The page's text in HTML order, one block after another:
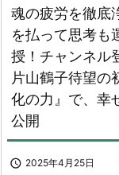
魂の疲労を徹底
を払って思考も
授！チャンネル
片山鶴子待望の
化の力』で、幸
公開
 2025年4月25日